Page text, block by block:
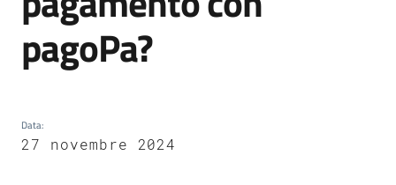
Settori
di
Servizi
pagoPa?
Data:
27 novembre 2024